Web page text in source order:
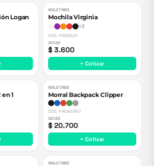
Logan
MALETINES
Mochila Virginia
+2
CÓD.PRO8301
DESDE
$ 3.600
+ Cotizar
1
MALETINES
Morral Backpack Clipper
CÓD.PROA2962
DESDE
$ 20.700
+ Cotizar
MALETINES